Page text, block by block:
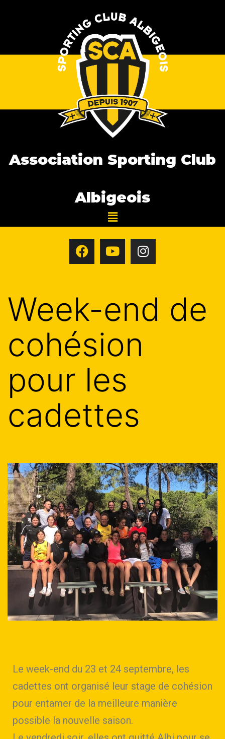
Association Sporting Club
Albigeois
Week-end de
cohésion
pour les
cadettes
Le week-end du 23 et 24 septembre, les
cadettes ont organisé leur stage de cohésion
pour entamer de la meilleure manière
possible la nouvelle saison.